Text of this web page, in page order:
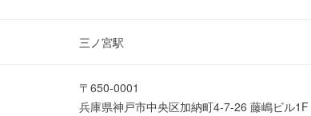
三ノ宮駅
〒650-0001
兵庫県神戸市中央区加納町4-7-26 藤嶋ビル1F